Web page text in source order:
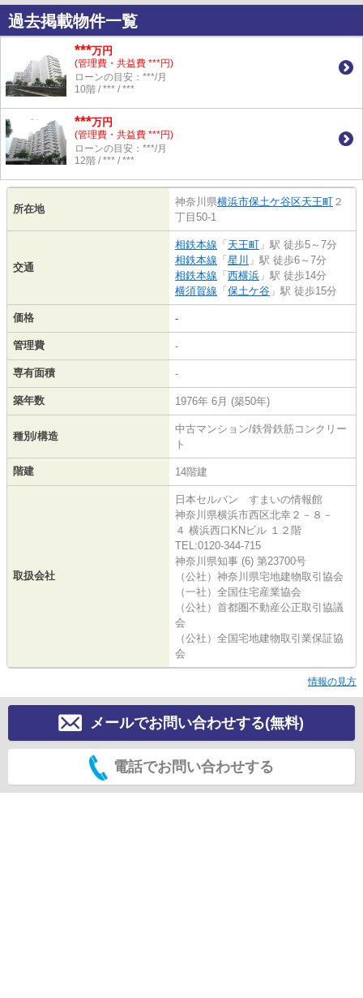
過去掲載物件一覧
***万円
(管理費・共益費 ***円)
ローンの目安：***/月
10階 / *** / ***
***万円
(管理費・共益費 ***円)
ローンの目安：***/月
12階 / *** / ***
所在地
神奈川県横浜市保土ケ谷区天王町 ２
丁目50-1
交通
相鉄本線 「 天王町 」駅 徒歩5～7分
相鉄本線 「 星川 」駅 徒歩6～7分
相鉄本線 「 西横浜 」駅 徒歩14分
横須賀線 「 保土ケ谷 」駅 徒歩15分
価格 -
管理費 -
専有面積 -
築年数 1976年 6月 (築50年)
種別/構造
中古マンション/鉄骨鉄筋コンクリー
ト
階建 14階建
取扱会社
日本セルバン すまいの情報館
神奈川県横浜市西区北幸２－８－
４ 横浜西口KNビル １２階
TEL:0120-344-715
神奈川県知事 (6) 第23700号
（公社）神奈川県宅地建物取引協会
（一社）全国住宅産業協会
（公社）首都圏不動産公正取引協議
会
（公社）全国宅地建物取引業保証協
会
情報の見方
メールでお問い合わせする(無料)
電話でお問い合わせする